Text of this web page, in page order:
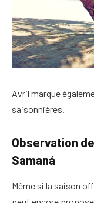
Avril marque
saisonnières.
Observation
Samaná
Même si la saison